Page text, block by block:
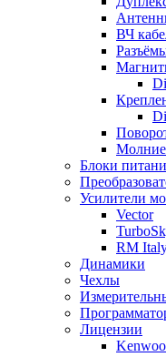
ВЧ
Блоки
Усилители
Vector
RM
Динамики
Чехлы
Лицензии